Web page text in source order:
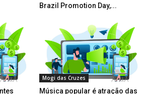
Brazil Promotion Day,...
Mogi das Cruzes
Música popular é atração das